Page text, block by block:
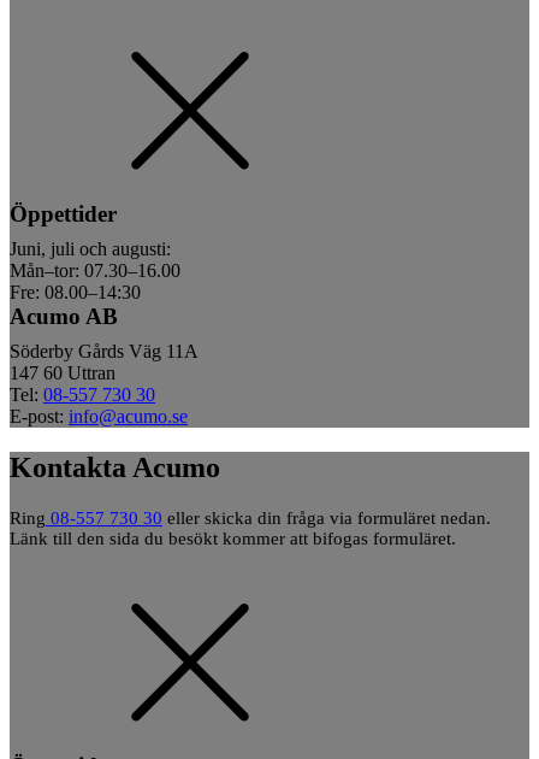
Öppettider
Juni, juli och augusti:
Mån–tor: 07.30–16.00
Fre: 08.00–14:30
Acumo AB
Söderby Gårds Väg 11A
147 60 Uttran
Tel: 08-557 730 30
E-post: info@acumo.se
Kontakta Acumo
Ring 08-557 730 30 eller skicka din fråga via formuläret nedan.
Länk till den sida du besökt kommer att bifogas formuläret.